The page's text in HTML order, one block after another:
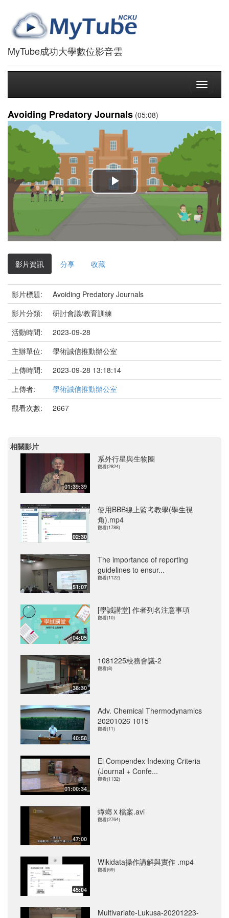
MyTube成功大學數位影音雲
Toggle
Avoiding Predatory Journals (05:08)
播
影
影片資訊 分享 收藏
影片標題:
Avoiding Predatory Journals
影片分類:
研討會議/教育訓練
活動時間:
2023-09-28
主辦單位:
學術誠信推動辦公室
上傳時間:
2023-09-28 13:18:14
上傳者:
學術誠信推動辦公室
觀看次數:
2667
相關影片
01:39:39
系外行星與生物圈
觀看(2824)
02:30
使用BBB線上監考教學(學生視
角).mp4
觀看(1788)
51:07
The importance of reporting
guidelines to ensur...
觀看(1122)
04:05
[學誠講堂] 作者列名注意事項
觀看(10)
38:30
1081225校務會議-2
觀看(8)
40:58
Adv. Chemical Thermodynamics
20201026 1015
觀看(11)
01:00:34
Ei Compendex Indexing Criteria
(Journal + Confe...
觀看(1132)
47:00
蟑螂Ｘ檔案.avi
觀看(2764)
45:04
Wikidata操作講解與實作 .mp4
觀看(69)
Multivariate-Lukusa-20201223-